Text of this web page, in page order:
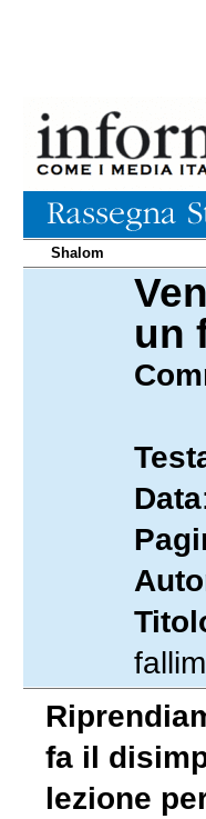
Shalom
un
Data
fa il
lezione